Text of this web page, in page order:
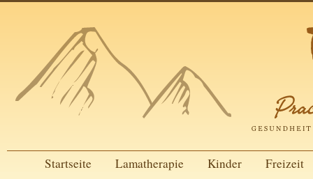
Startseite Lamatherapie Kinder
Freizeit